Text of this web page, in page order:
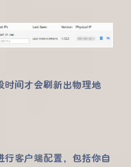
时间才会刷新出物理地
客户端配置，包括你自